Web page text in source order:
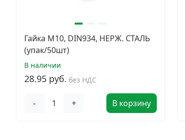
Гайка М10, DIN934, НЕРЖ. СТАЛЬ
(упак/50шт)
В наличии
28.95 руб. без НДС
- + В корзину